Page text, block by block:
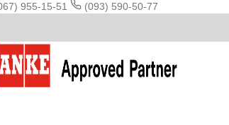
955-15-51
(093) 590-50-77